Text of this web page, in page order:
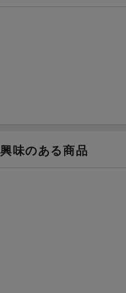
味のある商品